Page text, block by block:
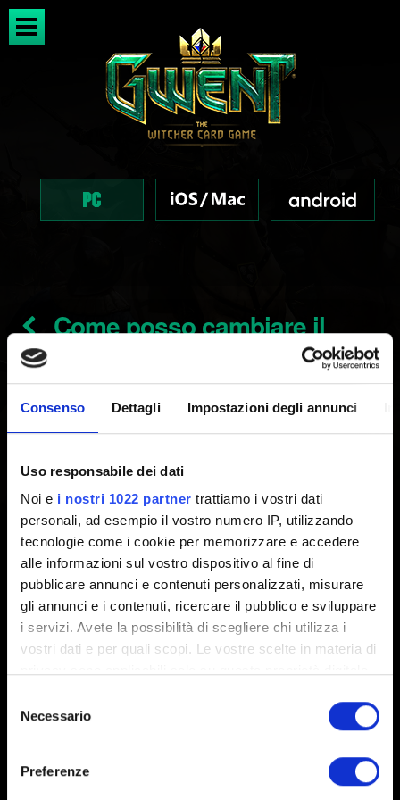
Consenso Dettagli Impostazioni degli annunci
Uso responsabile dei dati
Noi e i nostri 1022 partner trattiamo i vostri dati
personali, ad esempio il vostro numero IP, utilizzando
tecnologie come i cookie per memorizzare e accedere
alle informazioni sul vostro dispositivo al fine di
pubblicare annunci e contenuti personalizzati, misurare
gli annunci e i contenuti, ricercare il pubblico e sviluppare
i servizi. Avete la possibilità di scegliere chi utilizza i
vostri dati e per quali scopi. Le vostre scelte in materia di
modificare o revocare il proprio consenso in qualsiasi
momento dalla Dichiarazione sui cookie o facendo clic
delNecessario
Preferenze
Come posso cambiare il
percorso dell'installazione e del
download del mio gioco?
Creato 9 anni fa Aggiornato 7 mesi fa
Scopri come si fa in questi articoli:
GOG:
Come posso cambiare il percorso di
installazione e di download dei file?
Steam: Spostare l'installazione e i giochi di Steam